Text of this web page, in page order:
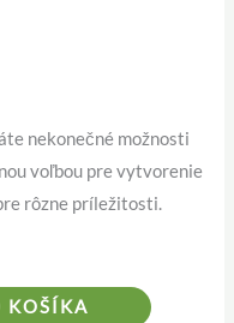
nekonečné možnosti
voľbou pre vytvorenie
rôzne príležitosti.
KOŠÍKA